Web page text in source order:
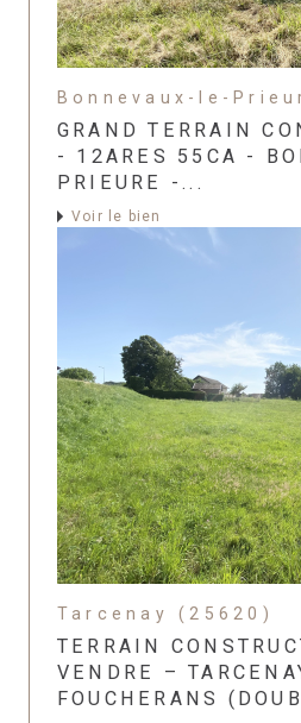
Bonnevaux-le-
GRAND TERRAIN
- 12ARES 55CA -
PRIEURE -...
Voir le bien
Tarcenay (25620)
TERRAIN
VENDRE –
FOUCHERANS